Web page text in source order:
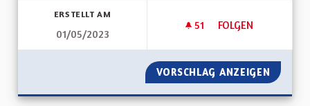
ERSTELLT AM
01/05/2023
51 51 FOLLOWER
FOLGEN
FAIRE ENLEVER
VORSCHLAG ANZEIGEN FAIRE